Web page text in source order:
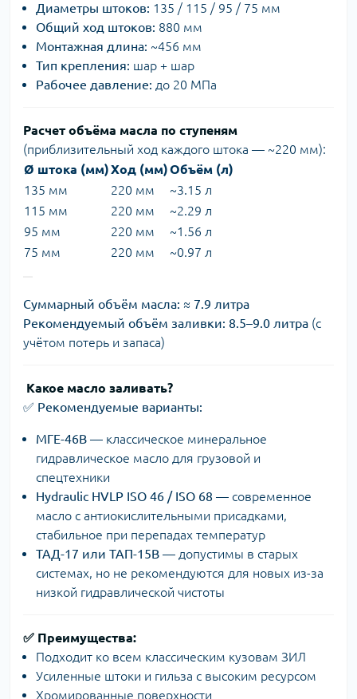
Диаметры штоков: 135 / 115 / 95 / 75 мм
Общий ход штоков: 880 мм
Монтажная длина: ~456 мм
Тип крепления: шар + шар
Рабочее давление: до 20 МПа
Расчет объёма масла по ступеням
(приблизительный ход каждого штока — ~220 мм):
Ø штока (мм)Ход (мм)Объём (л)
135 мм
220 мм
~3.15 л
115 мм
220 мм
~2.29 л
95 мм
220 мм
~1.56 л
75 мм
220 мм ~0.97 л
Суммарный объём масла: ≈ 7.9 литра
Рекомендуемый объём заливки: 8.5–9.0 литра (с
учётом потерь и запаса)
️ Какое масло заливать?
✅ Рекомендуемые варианты:
МГЕ-46В — классическое минеральное
гидравлическое масло для грузовой и
спецтехники
Hydraulic HVLP ISO 46 / ISO 68 — современное
масло с антиокислительными присадками,
стабильное при перепадах температур
ТАД-17 или ТАП-15В — допустимы в старых
системах, но не рекомендуются для новых из-за
низкой гидравлической чистоты
✅ Преимущества:
Подходит ко всем классическим кузовам ЗИЛ
Усиленные штоки и гильза с высоким ресурсом
Хромированные поверхности